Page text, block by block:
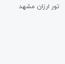
تور ارزان مشهد